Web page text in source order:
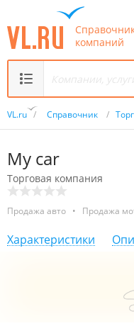
компаний
VL.ru / Справочник /
My car
Торговая компания
Продажа авто • Продажа
Характеристики